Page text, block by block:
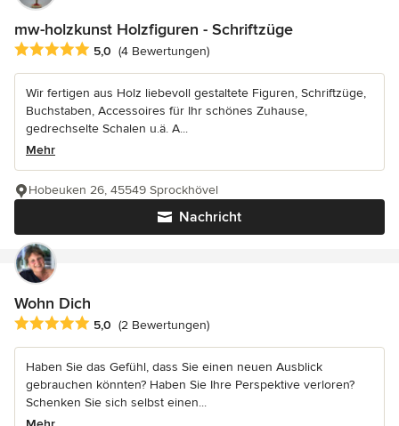
mw-holzkunst Holzfiguren - Schriftzüge
Durchschnittliche Bewertung: 5 von 5 Sternen
5,0 (4 Bewertungen)
Wir fertigen aus Holz liebevoll gestaltete Figuren, Schriftzüge,
Buchstaben, Accessoires für Ihr schönes Zuhause,
gedrechselte Schalen u.ä. A...
Mehr
Nachricht
Hobeuken 26, 45549 Sprockhövel
Wohn Dich
Durchschnittliche Bewertung: 5 von 5 Sternen
5,0 (2 Bewertungen)
Haben Sie das Gefühl, dass Sie einen neuen Ausblick
gebrauchen könnten? Haben Sie Ihre Perspektive verloren?
Schenken Sie sich selbst einen...